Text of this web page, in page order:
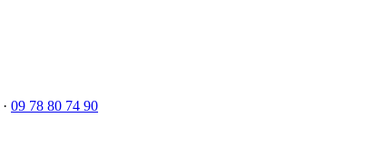
· 09 78 80 74 90